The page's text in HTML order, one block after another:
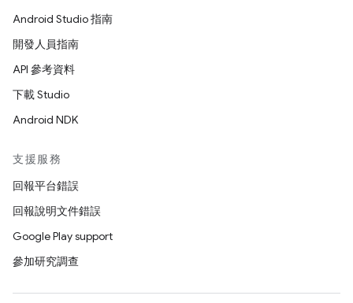
Android Studio 指南
開發人員指南
API 參考資料
下載 Studio
Android NDK
支援服務
回報平台錯誤
回報說明文件錯誤
Google Play support
參加研究調查